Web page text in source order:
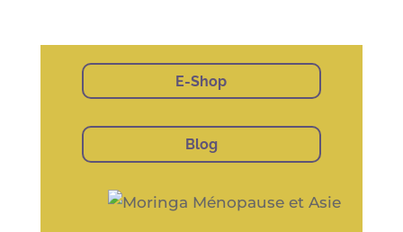
E-Shop
Blog